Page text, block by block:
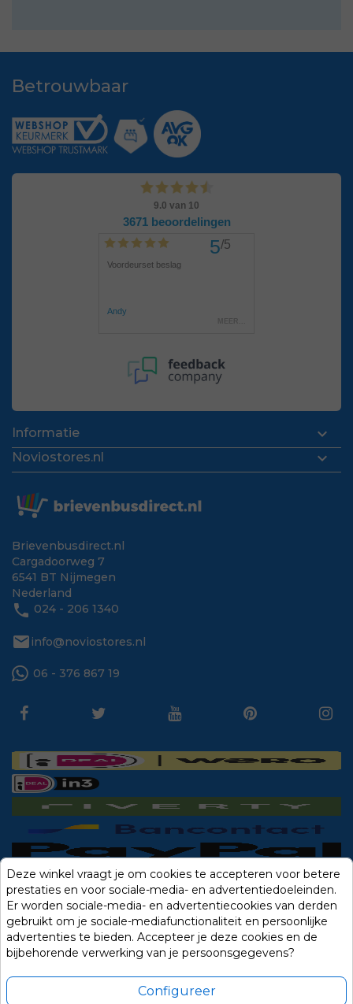
Betrouwbaar
Informatie 
Noviostores.nl 
Brievenbusdirect.nl
Cargadoorweg 7
6541 BT Nijmegen
Nederland
phone 024 - 206 1340
mail info@noviostores.nl
06 - 376 867 19
Deze winkel vraagt je om cookies te accepteren voor betere
prestaties en voor sociale-media- en advertentiedoeleinden.
Er worden sociale-media- en advertentiecookies van derden
gebruikt om je sociale-mediafunctionaliteit en persoonlijke
advertenties te bieden. Accepteer je deze cookies en de
bijbehorende verwerking van je persoonsgegevens?
Configureer